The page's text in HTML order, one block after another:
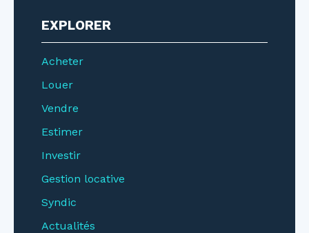
EXPLORER
Acheter
Louer
Vendre
Estimer
Investir
Gestion locative
Syndic
Actualités